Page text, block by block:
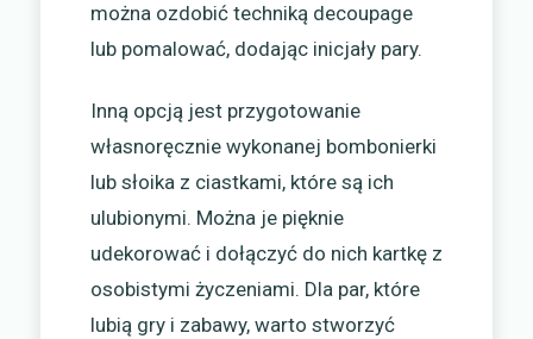
można ozdobić techniką decoupage
lub pomalować, dodając inicjały pary.
Inną opcją jest przygotowanie
własnoręcznie wykonanej bombonierki
lub słoika z ciastkami, które są ich
ulubionymi. Można je pięknie
udekorować i dołączyć do nich kartkę z
osobistymi życzeniami. Dla par, które
lubią gry i zabawy, warto stworzyć